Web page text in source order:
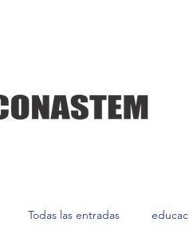
Todas las entradas